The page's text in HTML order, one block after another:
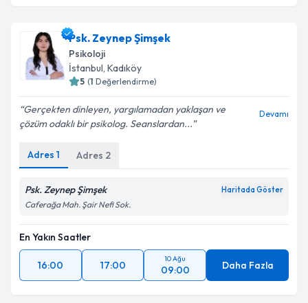
Psk. Zeynep Şimşek
Psikoloji
İstanbul, Kadıköy
5 (1 Değerlendirme)
Gerçekten dinleyen, yargılamadan yaklaşan ve
çözüm odaklı bir psikolog. Seanslardan...
Devamı
Adres 1 Adres 2
Psk. Zeynep Şimşek Haritada Göster
Caferağa Mah. Şair Nefi Sok.
En Yakın Saatler
16:00 17:00
10 Ağu
09:00 Daha Fazla